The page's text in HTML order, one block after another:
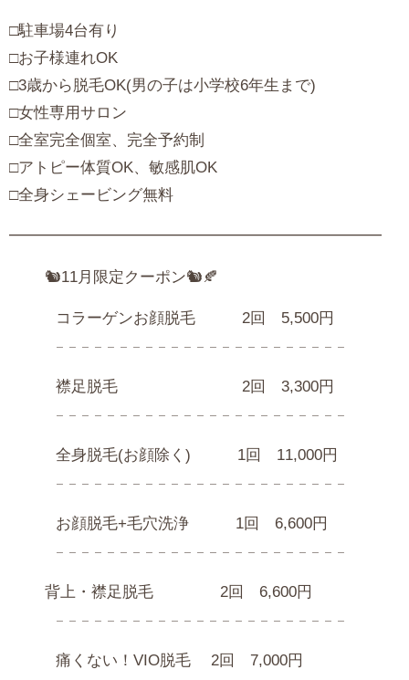
‪□駐車場4台有り
□お子様連れOK
□3歳から脱毛OK(男の子は小学校6年生まで)
□女性専用サロン
□全室完全個室、完全予約制
□アトピー体質OK、敏感肌OK
□全身シェービング無料
━━━━━━━━━━━━━━━━━━━━━━━━
🐿11月限定クーポン🐿🍂
コラーゲンお顔脱毛 2回 5,500円
𓐄 𓐄 𓐄 𓐄 𓐄 𓐄 𓐄 𓐄 𓐄 𓐄 𓐄 𓐄 𓐄 𓐄 𓐄 𓐄 𓐄 𓐄 𓐄 𓐄 𓐄 𓐄 𓐄
襟足脱毛 2回 3,300円
𓐄 𓐄 𓐄 𓐄 𓐄 𓐄 𓐄 𓐄 𓐄 𓐄 𓐄 𓐄 𓐄 𓐄 𓐄 𓐄 𓐄 𓐄 𓐄 𓐄 𓐄 𓐄 𓐄
全身脱毛(お顔除く) 1回 11,000円
𓐄 𓐄 𓐄 𓐄 𓐄 𓐄 𓐄 𓐄 𓐄 𓐄 𓐄 𓐄 𓐄 𓐄 𓐄 𓐄 𓐄 𓐄 𓐄 𓐄 𓐄 𓐄 𓐄
お顔脱毛+毛穴洗浄 1回 6,600円
𓐄 𓐄 𓐄 𓐄 𓐄 𓐄 𓐄 𓐄 𓐄 𓐄 𓐄 𓐄 𓐄 𓐄 𓐄 𓐄 𓐄 𓐄 𓐄 𓐄 𓐄 𓐄 𓐄
背上・襟足脱毛 2回 6,600円
𓐄 𓐄 𓐄 𓐄 𓐄 𓐄 𓐄 𓐄 𓐄 𓐄 𓐄 𓐄 𓐄 𓐄 𓐄 𓐄 𓐄 𓐄 𓐄 𓐄 𓐄 𓐄 𓐄
痛くない！VIO脱毛 2回 7,000円